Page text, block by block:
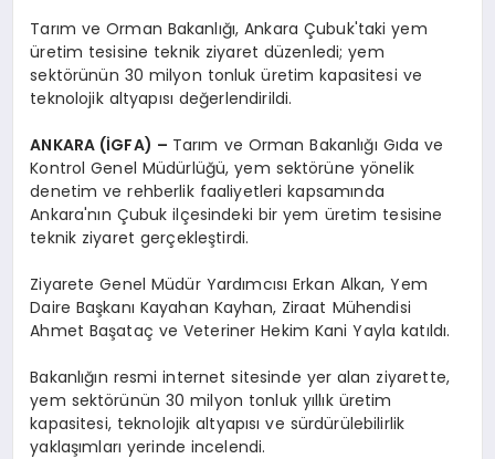
Tarım ve Orman Bakanlığı, Ankara Çubuk'taki yem
üretim tesisine teknik ziyaret düzenledi; yem
sektörünün 30 milyon tonluk üretim kapasitesi ve
teknolojik altyapısı değerlendirildi.
ANKARA (İGFA) – Tarım ve Orman Bakanlığı Gıda ve
Kontrol Genel Müdürlüğü, yem sektörüne yönelik
denetim ve rehberlik faaliyetleri kapsamında
Ankara'nın Çubuk ilçesindeki bir yem üretim tesisine
teknik ziyaret gerçekleştirdi.
Ziyarete Genel Müdür Yardımcısı Erkan Alkan, Yem
Daire Başkanı Kayahan Kayhan, Ziraat Mühendisi
Ahmet Başataç ve Veteriner Hekim Kani Yayla katıldı.
Bakanlığın resmi internet sitesinde yer alan ziyarette,
yem sektörünün 30 milyon tonluk yıllık üretim
kapasitesi, teknolojik altyapısı ve sürdürülebilirlik
yaklaşımları yerinde incelendi.